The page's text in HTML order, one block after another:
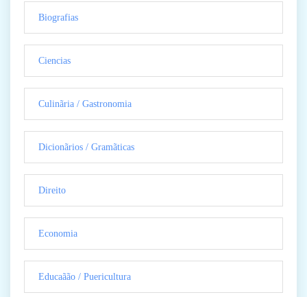
Biografias
Ciencias
Culinãria / Gastronomia
Dicionãrios / Gramãticas
Direito
Economia
Educaãão / Puericultura